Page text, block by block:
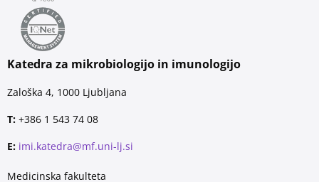
Katedra za mikrobiologijo in imunologijo
Zaloška 4, 1000 Ljubljana
T: +386 1 543 74 08
E: imi.katedra@mf.uni-lj.si
Medicinska fakulteta